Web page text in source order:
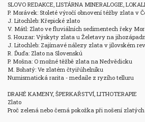
SLOVO REDAKCE, LISTÁRNA MINERALOGIE,
P. Morávek: Stoleté výročí obnovení téžby zlata v
J. Litochleb: Křepické zlato
V. Mátl: Zlato ve fluviálních sedimentech řeky
S. Houzar: Výskyty zlata u Želetavy na
J. Litochleb: Zajímavé nálezy zlata v jílovském
R. Ďuďa: Zlato na Slovenskú
P. Mošna: O možné těžbě zlata na Nedvědicku
M. Bohatý: Ve zlatém čtyiřúhelníku
Numismatická rarita - medaile z ryzího telluru
DRAHÉ KAMENY, ŠPERKAŘSTVÍ, LITHOTERAPIE
Zlato
Proč zelená nebo černá pokožka při nošení